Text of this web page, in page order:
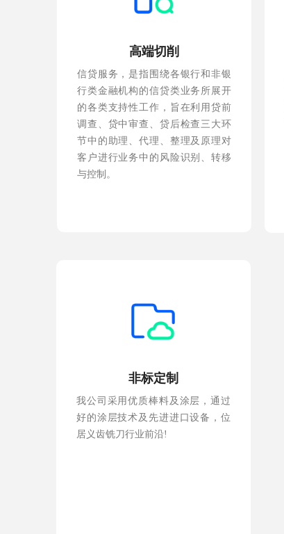
高端切削
信贷服务，是指围绕各银行和非银
行类金融机构的信贷类业务所展开
的各类支持性工作，旨在利用贷前
调查、贷中审查、贷后检查三大环
节中的助理、代理、整理及原理对
客户进行业务中的风险识别、转移
与控制。
非标定制
我公司采用优质棒料及涂层，通过
好的涂层技术及先进进口设备，位
居义齿铣刀行业前沿!